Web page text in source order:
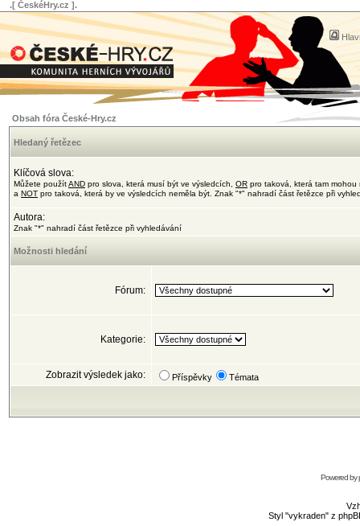
.[ ČeskéHry.cz ].
Obsah fóra České-Hry.cz
Hledaný řetězec
Klíčová slova:
Můžete použítAND pro slova, která musí být ve výsledcích, OR pro taková, která tam mohou
a NOT pro taková, která by ve výsledcích neměla být. Znak "*" nahradí část řetězce při
Autora:
Znak "*" nahradí část řetězce při vyhledávání
Možnosti hledání
Fórum:
Kategorie:
Zobrazit výsledek jako: Příspěvky Témata
Powered by
Styl "vykraden" z